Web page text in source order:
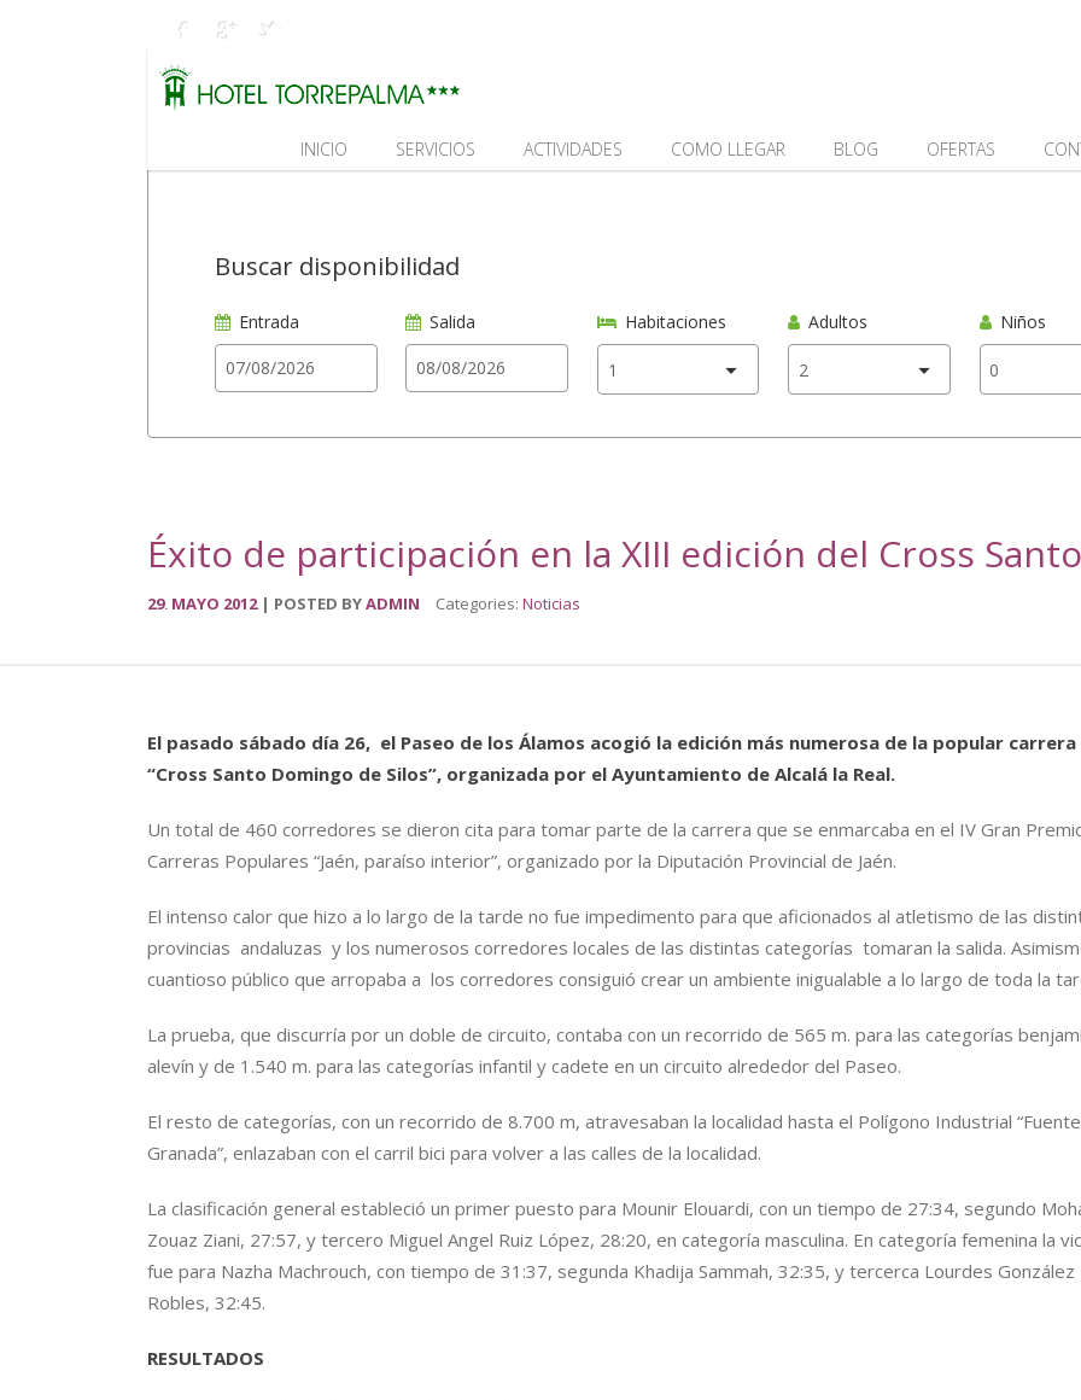
INICIO SERVICIOS ACTIVIDADES COMO LLEGAR BLOG OFERTAS
Buscar disponibilidad
Entrada Salida Habitaciones Adultos Niños
Éxito de participación en la XIII edición del Cross
29. MAYO 2012 POSTED BYADMIN Categories: Noticias
El pasado sábado día 26, el Paseo de los Álamos acogió la edición más numerosa de la popular carrera
“Cross Santo Domingo de Silos”, organizada por el Ayuntamiento de Alcalá la Real.
Un total de 460 corredores se dieron cita para tomar parte de la carrera que se enmarcaba en el IV Gran
Carreras Populares “Jaén, paraíso interior”, organizado por la Diputación Provincial de Jaén.
El intenso calor que hizo a lo largo de la tarde no fue impedimento para que aficionados al atletismo de las
provincias andaluzas y los numerosos corredores locales de las distintas categorías tomaran la salida.
cuantioso público que arropaba a los corredores consiguió crear un ambiente inigualable a lo largo de toda la
La prueba, que discurría por un doble de circuito, contaba con un recorrido de 565 m. para las categorías
alevín y de 1.540 m. para las categorías infantil y cadete en un circuito alrededor del Paseo.
El resto de categorías, con un recorrido de 8.700 m, atravesaban la localidad hasta el Polígono Industrial “Fuente
Granada”, enlazaban con el carril bici para volver a las calles de la localidad.
La clasificación general estableció un primer puesto para Mounir Elouardi, con un tiempo de 27:34, segundo
Zouaz Ziani, 27:57, y tercero Miguel Angel Ruiz López, 28:20, en categoría masculina. En categoría femenina la
fue para Nazha Machrouch, con tiempo de 31:37, segunda Khadija Sammah, 32:35, y tercerca Lourdes González
Robles, 32:45.
RESULTADOS